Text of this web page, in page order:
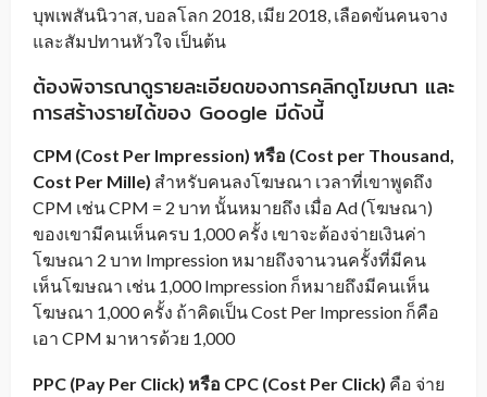
บุพเพสันนิวาส, บอลโลก 2018, เมีย 2018, เลือดข้นคนจาง
และสัมปทานหัวใจ เป็นต้น
ต้องพิจารณาดูรายละเอียดของการคลิกดูโฆษณา และ
การสร้างรายได้ของ Google มีดังนี้
CPM (Cost Per Impression) หรือ (Cost per Thousand,
Cost Per Mille) สำหรับคนลงโฆษณา เวลาที่เขาพูดถึง
CPM เช่น CPM = 2 บาท นั้นหมายถึง เมื่อ Ad (โฆษณา)
ของเขามีคนเห็นครบ 1,000 ครั้ง เขาจะต้องจ่ายเงินค่า
โฆษณา 2 บาท Impression หมายถึงจานวนครั้งที่มีคน
เห็นโฆษณา เช่น 1,000 Impression ก็หมายถึงมีคนเห็น
โฆษณา 1,000 ครั้ง ถ้าคิดเป็น Cost Per Impression ก็คือ
เอา CPM มาหารด้วย 1,000
PPC (Pay Per Click) หรือ CPC (Cost Per Click) คือ จ่าย